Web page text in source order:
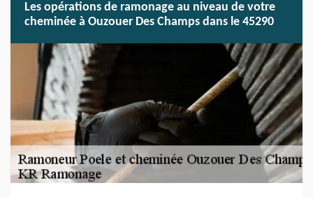
Les opérations de ramonage au niveau de votre
cheminée à Ouzouer Des Champs dans le 45290